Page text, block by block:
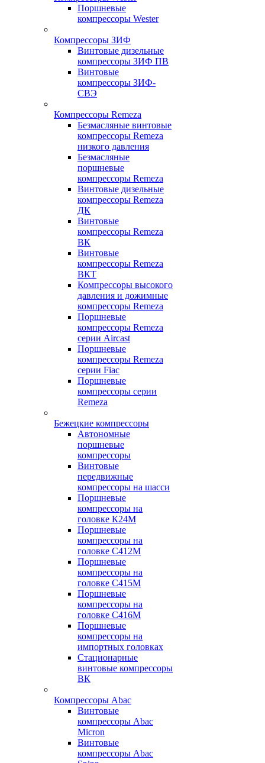
Поршневые
компрессоры Wester
Компрессоры ЗИФ
Винтовые дизельные
компрессоры ЗИФ ПВ
Винтовые
компрессоры ЗИФ-
СВЭ
Компрессоры Remeza
Безмасляные винтовые
компрессоры Remeza
низкого давления
Безмасляные
поршневые
компрессоры Remeza
Винтовые дизельные
компрессоры Remeza
ДК
Винтовые
компрессоры Remeza
ВК
Винтовые
компрессоры Remeza
ВКТ
Компрессоры высокого
давления и дожимные
компрессоры Remeza
Поршневые
компрессоры Remeza
серии Aircast
Поршневые
компрессоры Remeza
серии Fiac
Поршневые
компрессоры серии
Remeza
Бежецкие компрессоры
Автономные
поршневые
компрессоры
Винтовые
передвижные
компрессоры на шасси
Поршневые
компрессоры на
головке К24М
Поршневые
компрессоры на
головке С412М
Поршневые
компрессоры на
головке С415М
Поршневые
компрессоры на
головке С416М
Поршневые
компрессоры на
импортных головках
Стационарные
винтовые компрессоры
ВК
Компрессоры Abac
Винтовые
компрессоры Abac
Micron
Винтовые
компрессоры Abac